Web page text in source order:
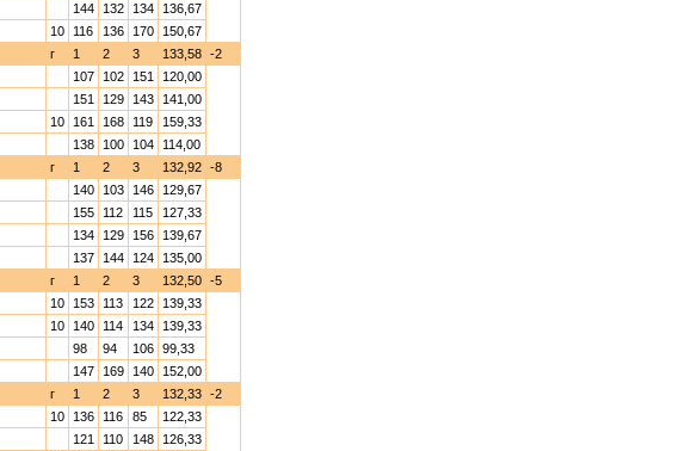
144 132 134
136,67
10 116 136 170
150,67
г 1 2 3 133,58 -2
107 102 151
120,00
151 129 143
141,00
10 161 168 119
159,33
138 100 104
114,00
г 1 2 3 132,92 -8
140 103 146
129,67
155 112 115
127,33
134 129 156
139,67
137 144 124
135,00
г 1 2 3 132,50 -5
10 153 113 122
139,33
10 140 114 134
139,33
98 94 106 99,33
147 169 140
152,00
г 1 2 3 132,33 -2
10 136 116 85
122,33
121 110 148
126,33